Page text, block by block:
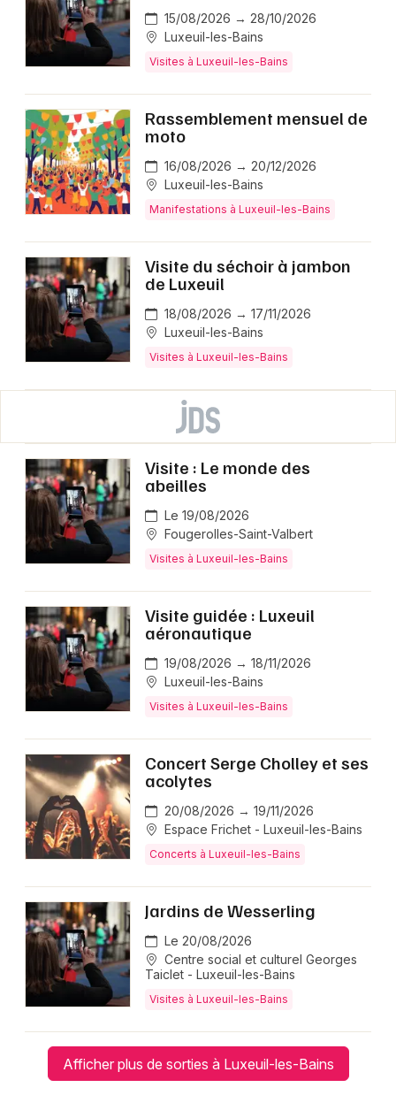
15/08/2026 → 28/10/2026
Luxeuil-les-Bains
Visites à Luxeuil-les-Bains
Rassemblement mensuel de
moto
16/08/2026 → 20/12/2026
Luxeuil-les-Bains
Manifestations à Luxeuil-les-Bains
Visite du séchoir à jambon
de Luxeuil
18/08/2026 → 17/11/2026
Luxeuil-les-Bains
Visites à Luxeuil-les-Bains
Visite : Le monde des
abeilles
Le 19/08/2026
Fougerolles-Saint-Valbert
Visites à Luxeuil-les-Bains
Visite guidée : Luxeuil
aéronautique
19/08/2026 → 18/11/2026
Luxeuil-les-Bains
Visites à Luxeuil-les-Bains
Concert Serge Cholley et ses
acolytes
20/08/2026 → 19/11/2026
Espace Frichet - Luxeuil-les-Bains
Concerts à Luxeuil-les-Bains
Jardins de Wesserling
Le 20/08/2026
Centre social et culturel Georges
Taiclet - Luxeuil-les-Bains
Visites à Luxeuil-les-Bains
Afficher plus de sorties à Luxeuil-les-Bains